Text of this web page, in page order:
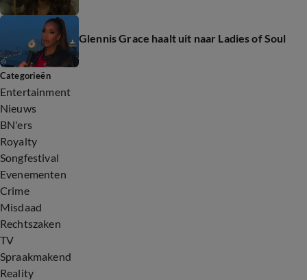
Glennis Grace haalt uit naar Ladies of Soul
Categorieën
Entertainment
Nieuws
BN'ers
Royalty
Songfestival
Evenementen
Crime
Misdaad
Rechtszaken
TV
Spraakmakend
Reality